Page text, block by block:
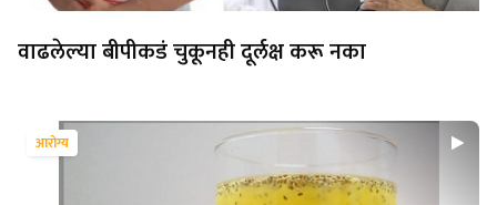
वाढलेल्या बीपीकडं चुकूनही दूर्लक्ष करू नका
आरोग्य